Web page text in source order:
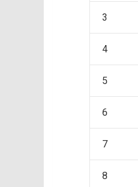
3
4
5
6
7
8